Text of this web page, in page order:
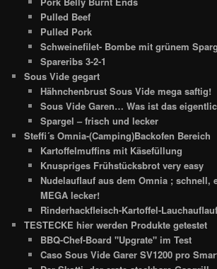
Pulled Beef
Pulled Pork
Schweinefilet- Bombe mit grünem
Spareribs 3-2-1
Sous Vide gegart
Hähnchenbrust Sous Vide mega saftig!
Sous Vide Garen… Was ist das
Spargel – frisch und lecker
Steffi´s Omnia-(Camping)Backofen Bereich
Kartoffelmuffins mit Käsefüllung
Knuspriges Frühstücksbrot very easy
Nudelauflauf aus dem Omnia ; schnell,
MEGA lecker!
Rinderhackfleisch-Kartoffel-Lauchauflauf
TESTECKE hier werden Produkte getestet
BBQ-Chef-Board "Upgrate" im Test
Caso Sous Vide Garer SV1200 pro